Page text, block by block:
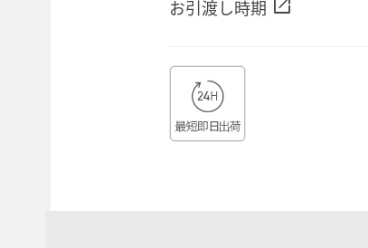
お引渡し時期 open_in_new